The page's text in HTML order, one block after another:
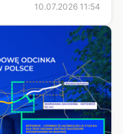
10.07.2026 11:54